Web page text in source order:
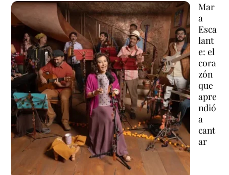
Mar
a
Esca
lant
e: el
cora
zón
que
apre
ndió
a
cant
ar